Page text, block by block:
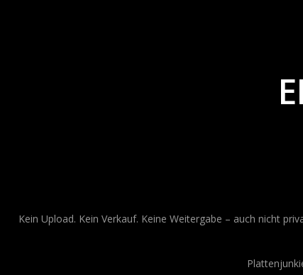
Kein Upload. Kein Verkauf. Keine Weitergabe – auch nicht